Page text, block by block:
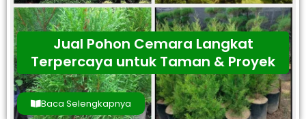
Jual Pohon Cemara Langkat
Terpercaya untuk Taman & Proyek
Baca Selengkapnya